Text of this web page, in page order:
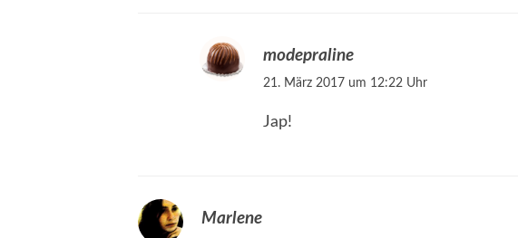
modepraline
21. März 2017 um 12:22 Uhr
Jap!
Marlene